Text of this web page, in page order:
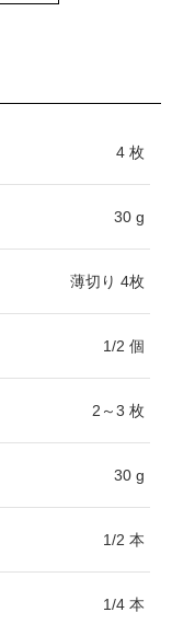
4 枚
30 g
薄切り 4枚
1/2 個
2～3 枚
30 g
1/2 本
1/4 本